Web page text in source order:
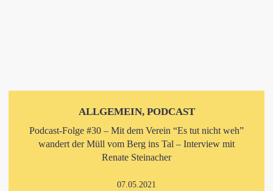
ALLGEMEIN, PODCAST
Podcast-Folge #30 – Mit dem Verein “Es tut nicht weh”
wandert der Müll vom Berg ins Tal – Interview mit
Renate Steinacher
07.05.2021